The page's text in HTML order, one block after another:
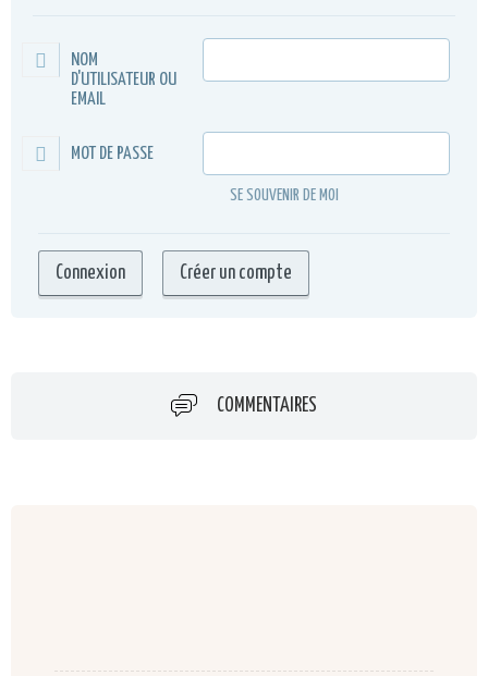
NOM
D'UTILISATEUR OU
EMAIL
MOT DE PASSE
SE SOUVENIR DE MOI
COMMENTAIRES